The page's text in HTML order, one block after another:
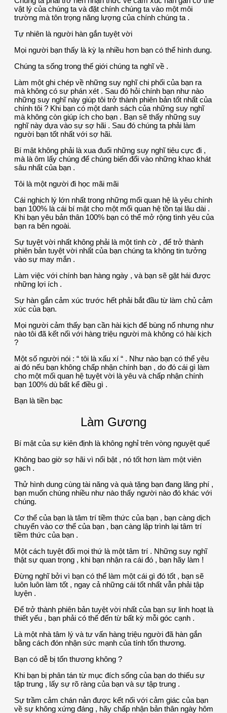
vật lý của chúng ta và đặt chính chúng ta vào một môi
trường mà tôn trọng năng lượng của chính chúng ta .
Tự nhiên là người hàn gắn tuyệt vời
Mọi người bạn thấy là kỳ lạ nhiều hơn bạn có thể hình dung.
Chúng ta sống trong thế giới chúng ta nghĩ về .
Làm một ghi chép về những suy nghĩ chi phối của bạn ra
mà không có sự phán xét . Sau đó hỏi chính bạn như nào
những suy nghĩ này giúp tôi trở thành phiên bản tốt nhất của
chính tôi ? Khi bạn có một danh sách của những suy nghĩ
mà không còn giúp ích cho bạn . Bạn sẽ thấy những suy
nghĩ này dựa vào sự sợ hãi . Sau đó chúng ta phải làm
người bạn tốt nhất với sợ hãi.
Bí mật không phải là xua đuổi những suy nghĩ tiêu cực đi ,
mà là ôm lấy chúng để chúng biến đổi vào những khao khát
sâu nhất của bạn .
Tôi là một người đi học mãi mãi
Cái nghịch lý lớn nhất trong những mối quan hệ là yêu chính
bạn 100% là cái bí mật cho một mối quan hệ tồn tại lâu dài .
Khi bạn yêu bản thân 100% bạn có thể mở rộng tình yêu của
bạn ra bên ngoài.
Sự tuyệt vời nhất không phải là một tình cờ , để trở thành
phiên bản tuyệt vời nhất của bạn chúng ta không tin tưởng
vào sự may mắn .
Làm việc với chính bạn hàng ngày , và bạn sẽ gặt hái được
những lợi ích .
Sự hàn gắn cảm xúc trước hết phải bắt đầu từ làm chủ cảm
xúc của bạn.
Mọi người cảm thấy bạn cần hài kịch để bùng nổ nhưng như
nào tôi đã kết nối với hàng triệu người mà không có hài kịch
?
Một số người nói : “ tôi là xấu xí “ . Như nào bạn có thể yêu
ai đó nếu bạn không chấp nhận chính bạn , do đó cái gì làm
cho một mối quan hệ tuyệt vời là yêu và chấp nhận chính
bạn 100% dù bất kể điều gì .
Bạn là tiền bạc
Làm Gương
Bí mật của sự kiên định là không nghỉ trên vòng nguyệt quế
Không bao giờ sợ hãi vì nổi bật , nó tốt hơn làm một viên
gạch .
Thử hình dung cùng tài năng và quà tặng bạn đang lãng phí ,
bạn muốn chúng nhiều như nào thấy người nào đó khác với
chúng.
Cơ thể của bạn là tâm trí tiềm thức của bạn , bạn càng dịch
chuyển vào cơ thể của bạn , bạn càng lập trình lại tâm trí
tiềm thức của bạn .
Một cách tuyệt đối mọi thứ là một tâm trí . Những suy nghĩ
thật sự quan trọng , khi bạn nhận ra cái đó , bạn hãy làm !
Đừng nghĩ bởi vì bạn có thể làm một cái gì đó tốt , bạn sẽ
luôn luôn làm tốt , ngay cả những cái tốt nhất vẫn phải tập
luyện .
Để trở thành phiên bản tuyệt vời nhất của bạn sự linh hoạt là
thiết yếu , bạn phải có thể đến từ bất kỳ mỗi góc cạnh .
Là một nhà tâm lý và tư vấn hàng triệu người đã hàn gắn
bằng cách đón nhận sức mạnh của tính tổn thương.
Bạn có dễ bị tổn thương không ?
Khi bạn bị phân tán từ mục đích sống của bạn do thiếu sự
tập trung , lấy sự rõ ràng của bạn và sự tập trung .
Sự trầm cảm chán nản được kết nối với cảm giác của bạn
về sự không xứng đáng , hãy chấp nhận bản thân ngày hôm